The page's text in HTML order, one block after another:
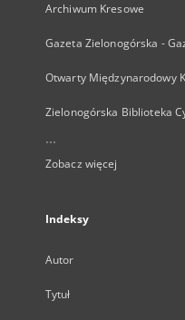
Archiwum Kresowe
Gazeta Zielonogórska -
Otwarty Międzynarodowy
Zielonogórska Biblioteka
...
Zobacz więcej
Indeksy
Autor
Tytuł